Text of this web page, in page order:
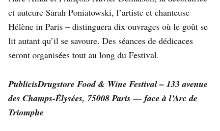
et auteure Sarah Poniatowski, l’artiste et chanteuse
Hélène in Paris – distinguera dix ouvrages où le goût se
lit autant qu’il se savoure. Des séances de dédicaces
seront organisées tout au long du Festival.
PublicisDrugstore Food & Wine Festival – 133 avenue
des Champs-Élysées, 75008 Paris — face à l’Arc de
Triomphe